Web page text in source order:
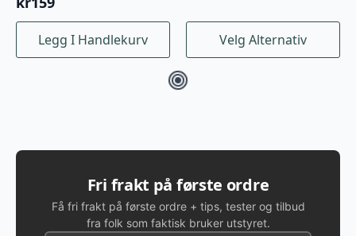
Legg I Handlekurv Velg Alternativ
Dette
produktet
flere
velges
produktsiden
Fri frakt på første ordre
Få fri frakt på første ordre + tips, tester og tilbud
fra folk som faktisk bruker utstyret.